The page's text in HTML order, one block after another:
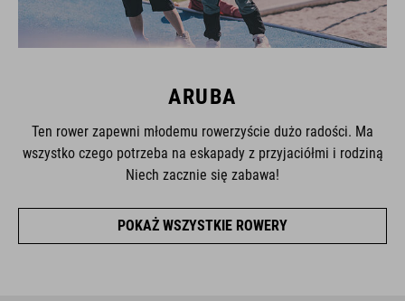
ARUBA
Ten rower zapewni młodemu rowerzyście dużo radości. Ma
wszystko czego potrzeba na eskapady z przyjaciółmi i rodziną
Niech zacznie się zabawa!
POKAŻ WSZYSTKIE ROWERY